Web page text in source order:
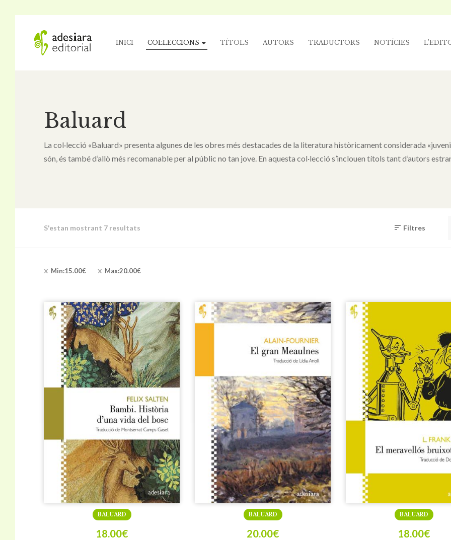
INICI COL·LECCIONS TÍTOLS AUTORS TRADUCTORS NOTÍCIES
Baluard
La col·lecció «Baluard» presenta algunes de les obres més destacades de la literatura històricament considerada
són, és també d’allò més recomanable per al públic no tan jove. En aquesta col·lecció s’inclouen títols tant d’autors
S'estan mostrant 7 resultats Filtres
Min:15.00€ Max:20.00€
BALUARD
18.00€
BALUARD
20.00€
BALUARD
18.00€